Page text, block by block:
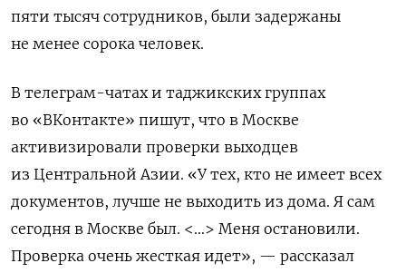
пяти тысяч сотрудников, были задержаны
не менее сорока человек.
В телеграм-чатах и таджикских группах
во «ВКонтакте» пишут, что в Москве
активизировали проверки выходцев
из Центральной Азии. «У тех, кто не имеет всех
документов, лучше не выходить из дома. Я сам
сегодня в Москве был. <…> Меня остановили.
Проверка очень жесткая идет», — рассказал